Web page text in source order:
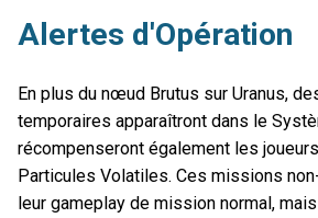
Alertes d'Opération
En plus du nœud Brutus sur Uranus,
temporaires apparaîtront dans le
récompenseront également les
Particules Volatiles. Ces missions
leur gameplay de mission normal,